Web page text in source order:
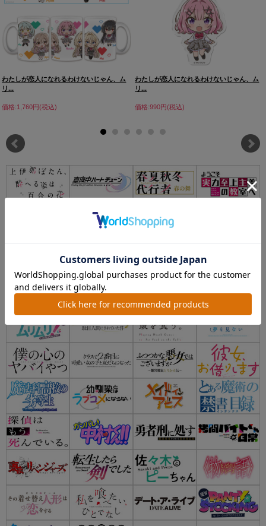
わたしが恋人になれるわけないじゃん、ム
リ...
価格:1,760円(税込)
わたしが恋人になれるわけないじゃん、ム
リ...
価格:990円(税込)